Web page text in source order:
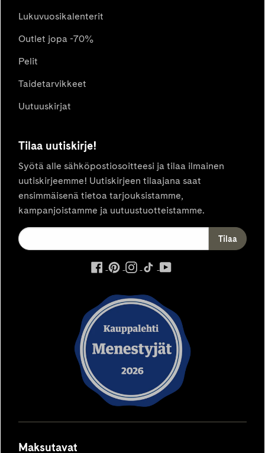
Lukuvuosikalenterit
Outlet jopa -70%
Pelit
Taidetarvikkeet
Uutuuskirjat
Tilaa uutiskirje!
Syötä alle sähköpostiosoitteesi ja tilaa ilmainen
uutiskirjeemme! Uutiskirjeen tilaajana saat
ensimmäisenä tietoa tarjouksistamme,
kampanjoistamme ja uutuustuotteistamme.
ulkoinen
avautuu
uuteen
välilehteen
ulkoinen
avautuu
uuteen
välilehteen
ulkoinen
avautuu
uuteen
välilehteen
ulkoinen
uuteen
välilehteen
välilehteen
Maksutavat